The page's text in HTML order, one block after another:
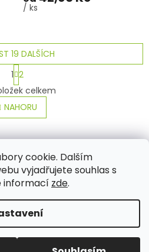
cookie. Dalším
vyjadřujete souhlas s
informací zde.
/ ks
O
v
l
á
d
a
c
í
p
r
v
k
y
v
ý
19 DALŠÍCH
S
t
r
á
n
k
v
n
í
1 2
celkem
NAHORU
Kosmetika Provita
Shoptet